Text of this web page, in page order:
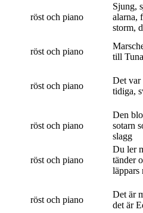
röst och piano
Sjung,
alarna,
storm,
röst och piano
till Tuna
röst och piano
Det var
tidiga,
röst och piano
Den
sotarn
slagg
röst och piano
Du ler
tänder
läppars
röst och piano
Det är
det är